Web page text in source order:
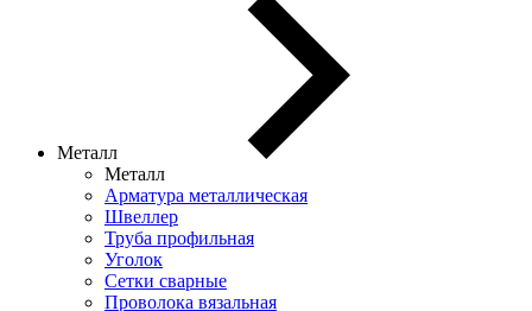
Металл
Металл
Арматура металлическая
Швеллер
Труба профильная
Уголок
Сетки сварные
Проволока вязальная